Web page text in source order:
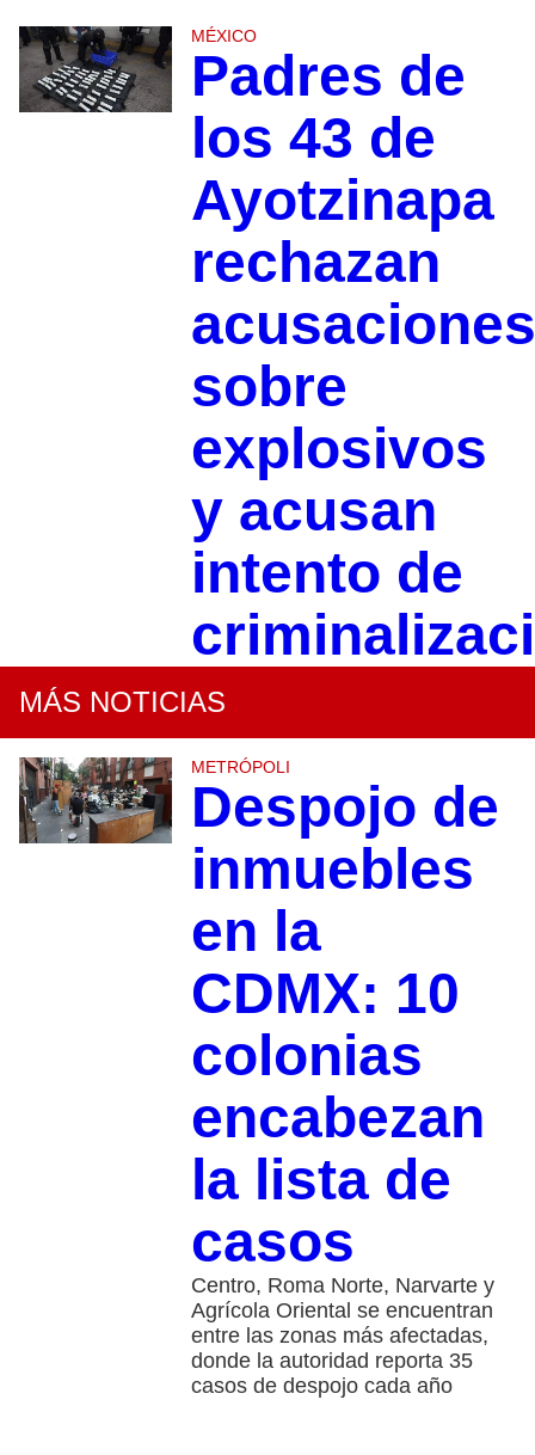
MÉXICO
Padres de
los 43 de
Ayotzinapa
rechazan
acusaciones
sobre
explosivos
y acusan
intento de
MÁS NOTICIAS
METRÓPOLI
Despojo de
inmuebles
en la
CDMX: 10
colonias
encabezan
la lista de
casos
Centro, Roma Norte, Narvarte y
Agrícola Oriental se encuentran
entre las zonas más afectadas,
donde la autoridad reporta 35
casos de despojo cada año